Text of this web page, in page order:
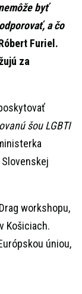
byť
a čo
Furiel.
za
šou LGBTI
workshopu,
Košiciach.
úniou,